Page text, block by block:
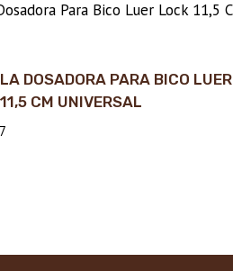
DOSADORA PARA BICO LUER
CM UNIVERSAL